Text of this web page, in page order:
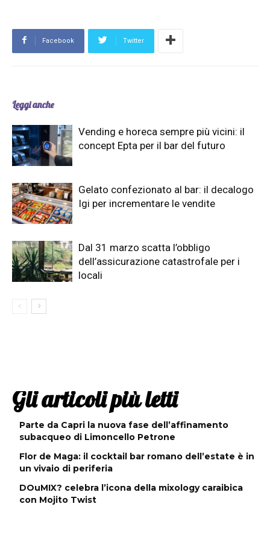
Facebook Twitter
Leggi anche
Vending e horeca sempre più vicini: il
concept Epta per il bar del futuro
Gelato confezionato al bar: il decalogo
Igi per incrementare le vendite
Dal 31 marzo scatta l’obbligo
dell’assicurazione catastrofale per i
locali
Gli articoli più letti
Parte da Capri la nuova fase dell’affinamento
subacqueo di Limoncello Petrone
Flor de Maga: il cocktail bar romano dell’estate è in
un vivaio di periferia
DOuMIX? celebra l’icona della mixology caraibica
con Mojito Twist